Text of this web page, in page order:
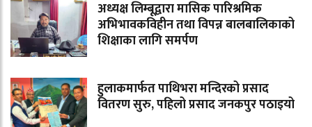
अध्यक्ष लिम्बूद्वारा मासिक पारिश्रमिक
अभिभावकविहीन तथा विपन्न बालबालिकाको
शिक्षाका लागि समर्पण
हुलाकमार्फत पाथिभरा मन्दिरको प्रसाद
वितरण सुरु, पहिलो प्रसाद जनकपुर पठाइयो